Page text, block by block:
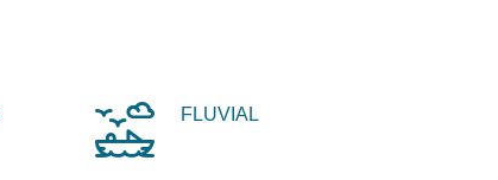
FLUVIAL